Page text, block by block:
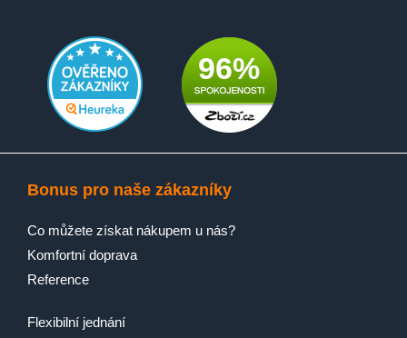
96%
Bonus pro naše zákazníky
Co můžete získat nákupem u nás?
Komfortní doprava
Reference
Flexibilní jednání